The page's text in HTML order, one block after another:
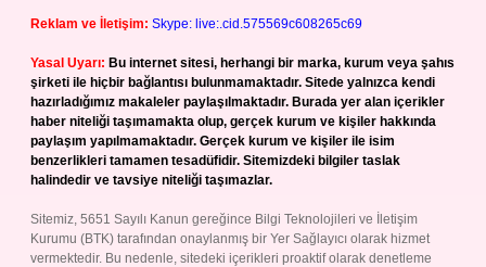
Reklam ve İletişim: Skype: live:.cid.575569c608265c69
Yasal Uyarı: Bu internet sitesi, herhangi bir marka, kurum veya şahıs
şirketi ile hiçbir bağlantısı bulunmamaktadır. Sitede yalnızca kendi
hazırladığımız makaleler paylaşılmaktadır. Burada yer alan içerikler
haber niteliği taşımamakta olup, gerçek kurum ve kişiler hakkında
paylaşım yapılmamaktadır. Gerçek kurum ve kişiler ile isim
benzerlikleri tamamen tesadüfidir. Sitemizdeki bilgiler taslak
halindedir ve tavsiye niteliği taşımazlar.
Sitemiz, 5651 Sayılı Kanun gereğince Bilgi Teknolojileri ve İletişim
Kurumu (BTK) tarafından onaylanmış bir Yer Sağlayıcı olarak hizmet
vermektedir. Bu nedenle, sitedeki içerikleri proaktif olarak denetleme